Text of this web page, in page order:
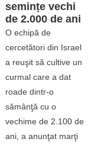
semințe vechi
de 2.000 de ani
O echipă de
cercetători din Israel
a reuşit să cultive un
curmal care a dat
roade dintr-o
sămânţă cu o
vechime de 2.100 de
ani, a anunţat marţi